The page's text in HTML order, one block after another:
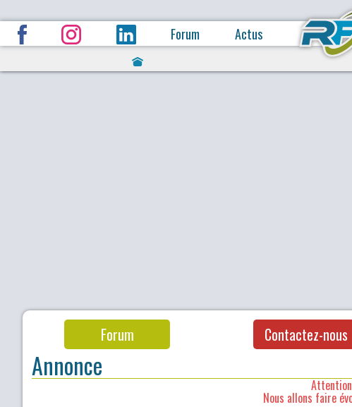
Forum Actus
Forum Contactez-nous
Annonce
Nous allons faire